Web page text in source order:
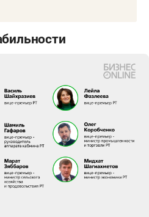
РТ формально 35
ведомств, однако на
выносим не всех из
включать премьер-
летнего
Алексея
уверенных позиций
совсем недавно. Его
опыт хозяйственника и
менеджера высоко